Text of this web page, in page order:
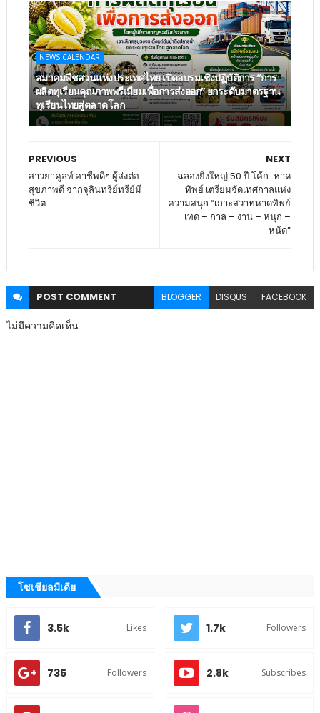
NEWS CALENDAR
สมาคมพืชสวนแห่งประเทศไทย เปิดอบรมเชิงปฏิบัติการ “การ
ผลิตทุเรียนคุณภาพพรีเมียมเพื่อการส่งออก” ยกระดับมาตรฐาน
ทุเรียนไทยสู่ตลาดโลก
NEXT
ฉลองยิ่งใหญ่ 50 ปี โค้ก-หาด
ทิพย์ เตรียมจัดเทศกาลแห่ง
ความสนุก “เกาะสวาทหาดทิพย์
เทด – กาล – งาน – หนุก –
หนัด”
PREVIOUS
สาวยาคูลท์ อาชีพดีๆ ผู้ส่งต่อ
สุขภาพดี จากจุลินทรีย์ทรีย์มี
ชีวิต
POST COMMENT BLOGGER DISQUS FACEBOOK
ไม่มีความคิดเห็น
โซเชียลมีเดีย
3.5k Likes 1.7k Followers
735 Followers 2.8k Subscribes